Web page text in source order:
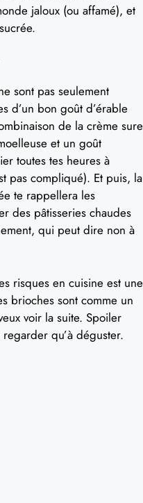
jaloux (ou affamé), et
sont pas seulement
d’un bon goût d’érable
de la crème sure
et un goût
toutes tes heures à
pas compliqué). Et puis, la
te rappellera les
des pâtisseries chaudes
qui peut dire non à
risques en cuisine est une
brioches sont comme un
voir la suite. Spoiler
qu’à déguster.